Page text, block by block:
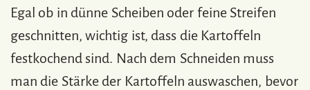
Egal ob in dünne Scheiben oder feine Streifen
geschnitten, wichtig ist, dass die Kartoffeln
festkochend sind. Nach dem Schneiden muss
man die Stärke der Kartoffeln auswaschen, bevor